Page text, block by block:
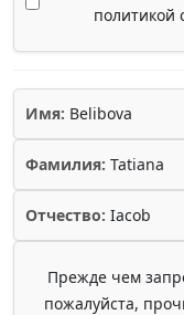
политикой
Имя: Belibova
Фамилия: Tatiana
Отчество: Iacob
Прежде чем
пожалуйста,